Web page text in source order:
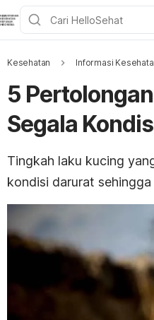
Kesehatan Informasi
5
Segala
Tingkah laku kucing
kondisi darurat